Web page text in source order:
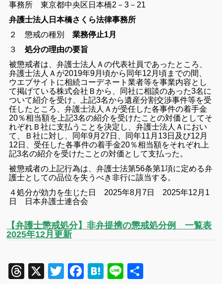
事務所 東京都中央区日本橋2－3－21
弁護士法人日本橋さくら法律事務所
２ 懲戒の種別
業務停止1月
３処分の理由の要旨
被懲戒者は、弁護士法人Ａの代表社員であったところ、
弁護士法人Ａが2019年9月頃から同年12月頃までの間、
ウエブサイトに相続コーデネート業者等を事業内容とし
て掲げている株式会社Ｂから、同社に相談のあった3名に
ついて紹介を受け、上記3名から遺産分割交渉事件等を受
任したところ、弁護士法人Ａが受任した各事件の着手金
20％相当額を上記3名の紹介を受けたことの対価としてそ
れぞれＢ社に支払うことを決定し、弁護士法人Ａにおい
て、Ｂ社に対し、同年9月27日、同年11月13日及び12月
12日、受任した各事件の着手金20％相当額をそれぞれ上
記3名の紹介を受けたことの対価として支払った。
被懲戒者の上記行為は、弁護士法第56条第1項に定める弁
護士としての品位を失うべき非行に該当する。
４処分が効力を生じた日 2025年8月7日 2025年12月1
日 日本弁護士連合会
【弁護士懲戒処分】非弁提携の懲戒処分例 一覧表
2025年12月更新
Threads
X TwitterFacebook
Hatena
Line